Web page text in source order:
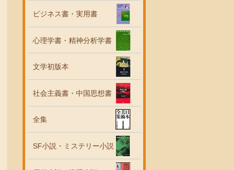
ビジネス書・実用書
心理学書・精神分析学書
文学初版本
社会主義書・中国思想書
全集
SF小説・ミステリー小説